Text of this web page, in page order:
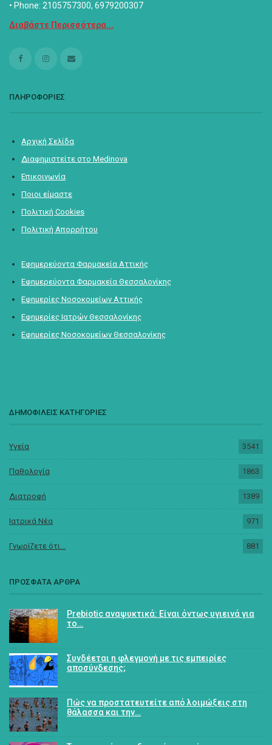
• Phone: 2105757300, 6979200307
Διαβάστε Περισσότερα...
ΠΛΗΡΟΦΟΡΙΕΣ
Αρχική Σελίδα
Διαφημιστείτε στο Medinova
Επικοινωνία
Ποιοι είμαστε
Πολιτική Cookies
Πολιτική Απορρήτου
Εφημερεύοντα Φαρμακεία Αττικής
Εφημερεύοντα Φαρμακεία Θεσσαλονίκης
Εφημερίες Νοσοκομείων Αττικής
Εφημερίες Ιατρών Θεσσαλονίκης
Εφημερίες Νοσοκομείων Θεσσαλονίκης
ΔΗΜΟΦΙΛΕΙΣ ΚΑΤΗΓΟΡΙΕΣ
Υγεία 3541
Παθολογία 1863
Διατροφή 1389
Ιατρικά Νέα 971
Γνωρίζετε ότι... 881
ΠΡΟΣΦΑΤΑ ΑΡΘΡΑ
Prebiotic αναψυκτικά: Είναι όντως υγιεινά για
το…
Συνδέεται η φλεγμονή με τις εμπειρίες
αποσύνδεσης;
Πώς να προστατευτείτε από λοιμώξεις στη
θάλασσα και την…